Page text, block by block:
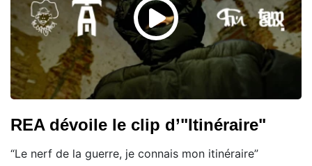
REA dévoile le clip d’"Itinéraire"
“Le nerf de la guerre, je connais mon itinéraire”